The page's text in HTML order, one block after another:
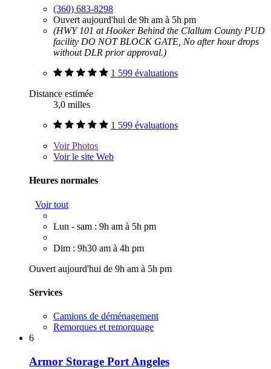
(360) 683-8298
Ouvert aujourd'hui de 9h am à 5h pm
(HWY 101 at Hooker Behind the Clallum County PUD
facility DO NOT BLOCK GATE, No after hour drops
without DLR prior approval.)
1 599 évaluations
Distance estimée
3,0 milles
1 599 évaluations
VoirPhotos
Voir le site Web
Heures normales
Voir tout
Lun - sam : 9h am à 5h pm
Dim : 9h30 am à 4h pm
Ouvert aujourd'hui de 9h am à 5h pm
Services
Camions de déménagement
Remorques et remorquage
6
Armor Storage Port Angeles